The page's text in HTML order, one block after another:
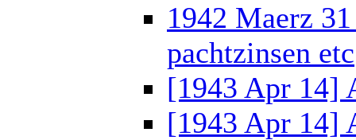
1942 Maerz
pachtzinsen etc
[1943 Apr 14]
[1943 Apr 14]